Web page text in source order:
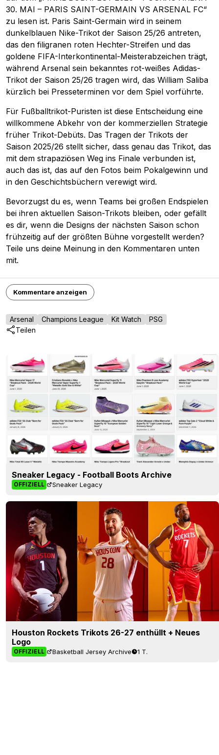
30. MAI – PARIS SAINT-GERMAIN VS ARSENAL FC“
zu lesen ist. Paris Saint-Germain wird in seinem
dunkelblauen Nike-Trikot der Saison 25/26 antreten,
das den filigranen roten Hechter-Streifen und das
goldene FIFA-Interkontinental-Meisterabzeichen trägt,
während Arsenal sein bekanntes rot-weißes Adidas-
Trikot der Saison 25/26 tragen wird, das William Saliba
kürzlich bei Presseterminen vor dem Spiel vorführte.
Für Fußballtrikot-Puristen ist diese Entscheidung eine
willkommene Abkehr von der kommerziellen Strategie
früher Trikot-Debüts. Das Tragen der Trikots der
Saison 2025/26 stellt sicher, dass genau das Trikot, das
mit dem strapaziösen Weg ins Finale verbunden ist,
auch das ist, das auf den Fotos beim Pokalgewinn und
in den Geschichtsbüchern verewigt wird.
Bevorzugst du es, wenn Teams bei großen Endspielen
bei ihren aktuellen Saison-Trikots bleiben, oder gefällt
es dir, wenn die Designs der nächsten Saison schon
frühzeitig auf der größten Bühne vorgestellt werden?
Teile uns deine Meinung in den Kommentaren unten
mit.
Kommentare anzeigen
Arsenal Champions League Kit Watch
PSG
Teilen
Sneaker Legacy - Football Boots Archive
OFFIZIELL Sneaker Legacy
Houston Rockets Trikots 26-27 enthüllt + Neues
Logo
OFFIZIELL Basketball Jersey Archive 1 T.